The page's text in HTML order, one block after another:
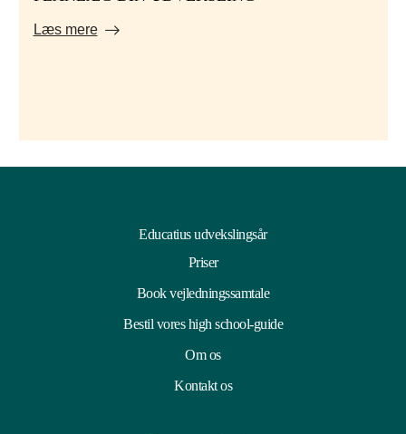
Læs mere
Educatius udvekslingsår
Priser
Book vejledningssamtale
Bestil vores high school-guide
Om os
Kontakt os